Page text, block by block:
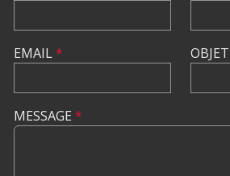
EMAIL* OBJET
MESSAGE *